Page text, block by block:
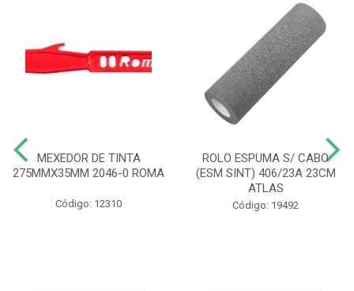
MEXEDOR DE TINTA
275MMX35MM 2046-0 ROMA
Código: 12310
ROLO ESPUMA S/ CABO
(ESM SINT) 406/23A 23CM
ATLAS
Código: 19492